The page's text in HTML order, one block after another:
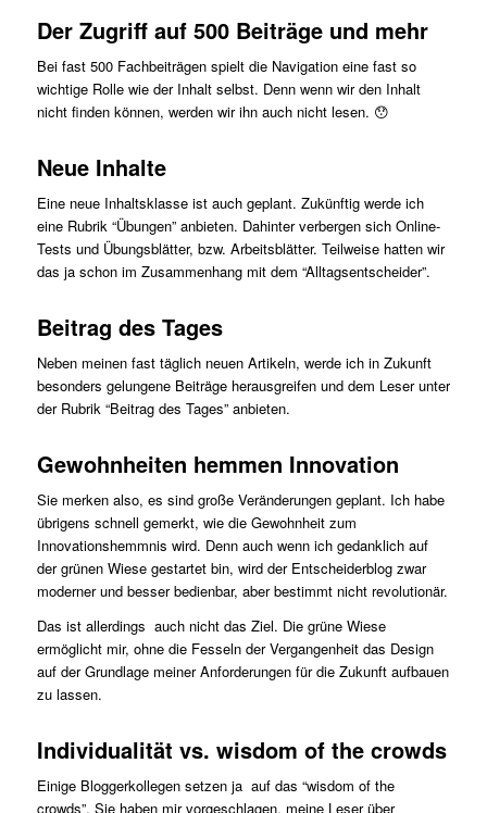
Der Zugriff auf 500 Beiträge und mehr
Bei fast 500 Fachbeiträgen spielt die Navigation eine fast so
wichtige Rolle wie der Inhalt selbst. Denn wenn wir den Inhalt
nicht finden können, werden wir ihn auch nicht lesen. 😯
Neue Inhalte
Eine neue Inhaltsklasse ist auch geplant. Zukünftig werde ich
eine Rubrik “Übungen” anbieten. Dahinter verbergen sich Online-
Tests und Übungsblätter, bzw. Arbeitsblätter. Teilweise hatten wir
das ja schon im Zusammenhang mit dem “Alltagsentscheider”.
Beitrag des Tages
Neben meinen fast täglich neuen Artikeln, werde ich in Zukunft
besonders gelungene Beiträge herausgreifen und dem Leser unter
der Rubrik “Beitrag des Tages” anbieten.
Gewohnheiten hemmen Innovation
Sie merken also, es sind große Veränderungen geplant. Ich habe
übrigens schnell gemerkt, wie die Gewohnheit zum
Innovationshemmnis wird. Denn auch wenn ich gedanklich auf
der grünen Wiese gestartet bin, wird der Entscheiderblog zwar
moderner und besser bedienbar, aber bestimmt nicht revolutionär.
Das ist allerdings auch nicht das Ziel. Die grüne Wiese
ermöglicht mir, ohne die Fesseln der Vergangenheit das Design
auf der Grundlage meiner Anforderungen für die Zukunft aufbauen
zu lassen.
Individualität vs. wisdom of the crowds
Einige Bloggerkollegen setzen ja auf das “wisdom of the
crowds”. Sie haben mir vorgeschlagen, meine Leser über